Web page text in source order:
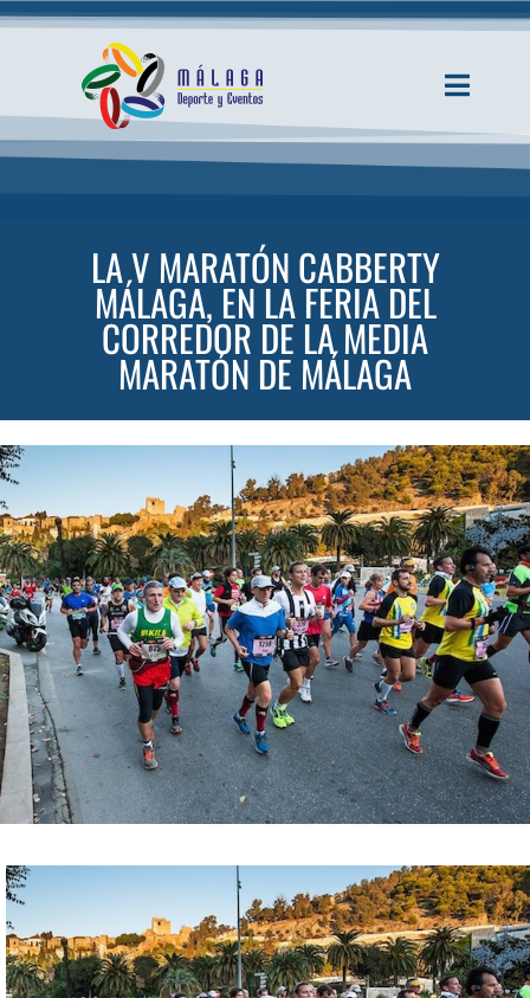
Saltar
Toggle
INICIO
SERVICIOS
SOBRE NOSOTROS
TRANSPARENCIA
LA V MARATÓN CABBERTY
MÁLAGA, EN LA FERIA DEL
CORREDOR DE LA MEDIA
MARATÓN DE MÁLAGA